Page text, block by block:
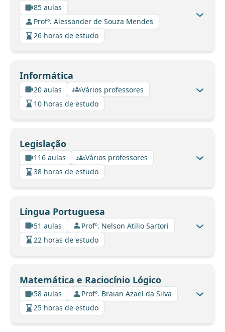
85 aulas
Profº. Alessander de Souza Mendes
26 horas de estudo
Informática
20 aulas
Vários professores
10 horas de estudo
Legislação
116 aulas
Vários professores
38 horas de estudo
Língua Portuguesa
51 aulas
Profº. Nelson Atilio Sartori
22 horas de estudo
Matemática e Raciocínio Lógico
58 aulas
Profº. Braian Azael da Silva
25 horas de estudo